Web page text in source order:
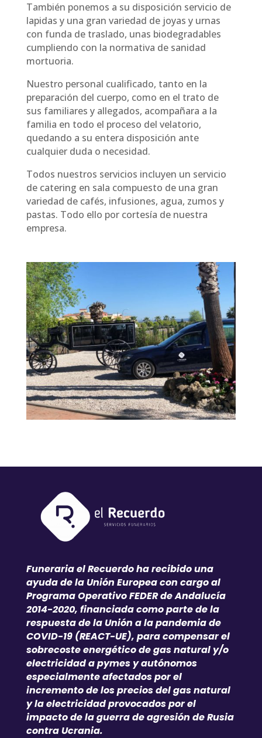
También ponemos a su disposición servicio de
lapidas y una gran variedad de joyas y urnas
con funda de traslado, unas biodegradables
cumpliendo con la normativa de sanidad
mortuoria.
Nuestro personal cualificado, tanto en la
preparación del cuerpo, como en el trato de
sus familiares y allegados, acompañara a la
familia en todo el proceso del velatorio,
quedando a su entera disposición ante
cualquier duda o necesidad.
Todos nuestros servicios incluyen un servicio
de catering en sala compuesto de una gran
variedad de cafés, infusiones, agua, zumos y
pastas. Todo ello por cortesía de nuestra
empresa.
Funeraria el Recuerdo ha recibido una
ayuda de la Unión Europea con cargo al
Programa Operativo FEDER de Andalucía
2014-2020, financiada como parte de la
respuesta de la Unión a la pandemia de
COVID-19 (REACT-UE), para compensar el
sobrecoste energético de gas natural y/o
electricidad a pymes y autónomos
especialmente afectados por el
incremento de los precios del gas natural
y la electricidad provocados por el
impacto de la guerra de agresión de Rusia
contra Ucrania.